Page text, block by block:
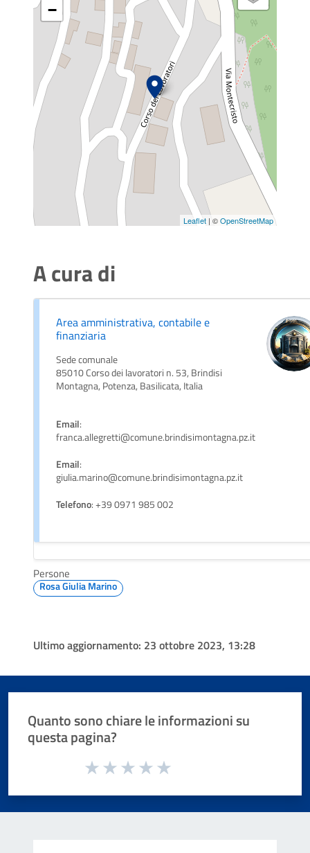
−
Leaflet | ©OpenStreetMap
A cura di
Area amministrativa, contabile e
finanziaria
Sede comunale
85010 Corso dei lavoratori n. 53, Brindisi
Montagna, Potenza, Basilicata, Italia
Email:
franca.allegretti@comune.brindisimontagna.pz.it
Email:
giulia.marino@comune.brindisimontagna.pz.it
Telefono: +39 0971 985 002
Persone
Rosa Giulia Marino
Ultimo aggiornamento: 23 ottobre 2023, 13:28
Quanto sono chiare le informazioni su
questa pagina?
Valuta da 1 a 5 stelle la pagina